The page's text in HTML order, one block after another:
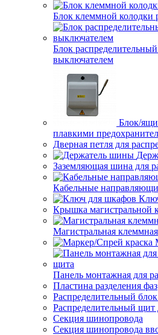
Блок клеммной колодки
Блок
выключателем
Блок/
плавкими
Дверная петля для
Заземляющая шина для
Кабельные
Крышка магистральной
Магистральная
Панель монтажная для
Пластина разделения фаз
Распределительный
Распределительный щит
Секция шинопровода
Секция шинопровода